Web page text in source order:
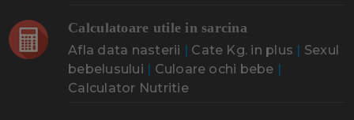
Calculatoare utile in sarcina
Afla data nasterii | Cate Kg. in plus | Sexul
bebelusului | Culoare ochi bebe |
Calculator Nutritie